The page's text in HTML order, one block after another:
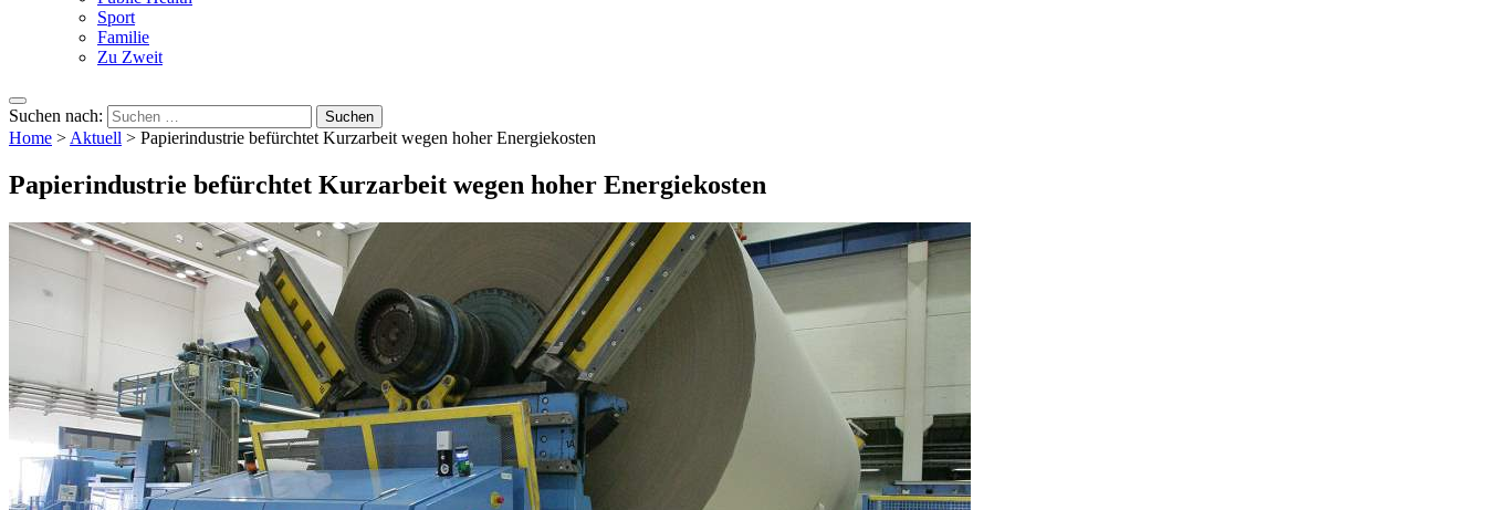
Sport
Familie
Zu Zweit
Suchen nach:
Home >Aktuell > Papierindustrie befürchtet Kurzarbeit wegen hoher Energiekosten
Papierindustrie befürchtet Kurzarbeit wegen hoher Energiekosten